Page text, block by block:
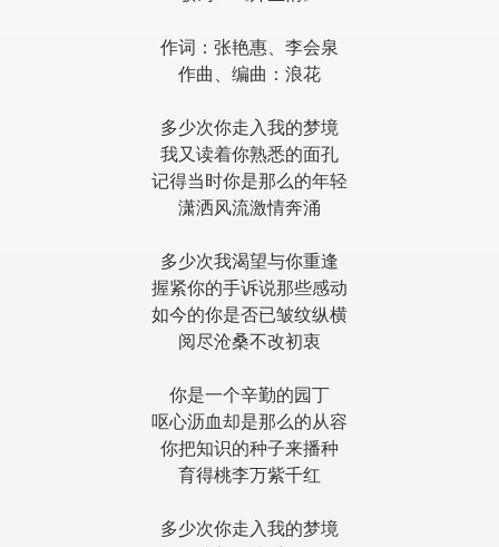
作词：张艳惠、李会泉
作曲、编曲：浪花
多少次你走入我的梦境
我又读着你熟悉的面孔
记得当时你是那么的年轻
潇洒风流激情奔涌
多少次我渴望与你重逢
握紧你的手诉说那些感动
如今的你是否已皱纹纵横
阅尽沧桑不改初衷
你是一个辛勤的园丁
呕心沥血却是那么的从容
你把知识的种子来播种
育得桃李万紫千红
多少次你走入我的梦境